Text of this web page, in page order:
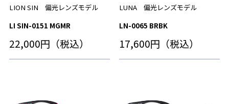
LION SIN 偏光レンズモデル
LI SIN-0151 MGMR
22,000円（税込）
LUNA 偏光レンズモデル
LN-0065 BRBK
17,600円（税込）